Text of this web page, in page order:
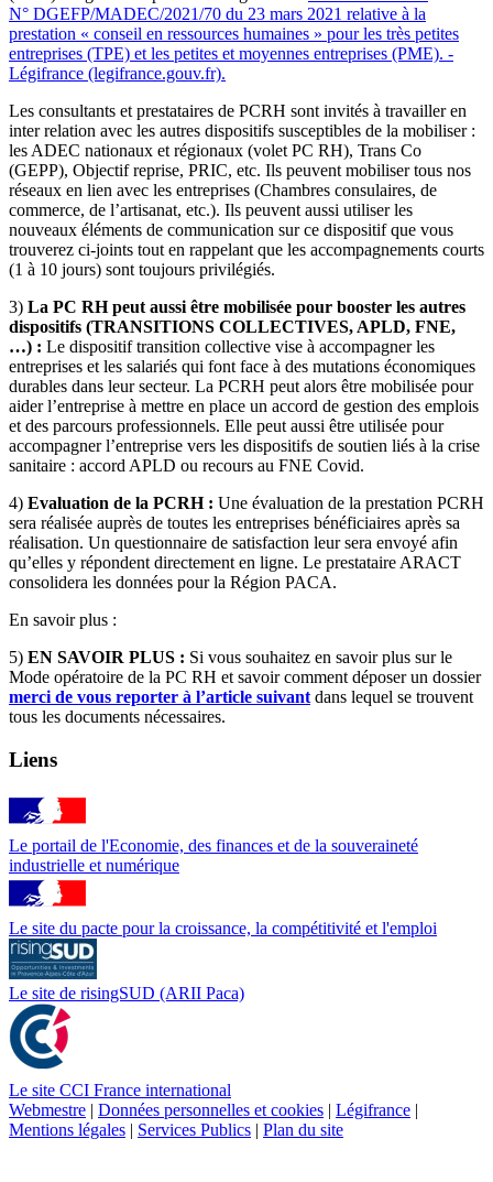
N° DGEFP/MADEC/2021/70 du 23 mars 2021 relative à la
prestation « conseil en ressources humaines » pour les très petites
entreprises (TPE) et les petites et moyennes entreprises (PME). -
Légifrance (legifrance.gouv.fr).
Les consultants et prestataires de PCRH sont invités à travailler en
inter relation avec les autres dispositifs susceptibles de la mobiliser :
les ADEC nationaux et régionaux (volet PC RH), Trans Co
(GEPP), Objectif reprise, PRIC, etc. Ils peuvent mobiliser tous nos
réseaux en lien avec les entreprises (Chambres consulaires, de
commerce, de l’artisanat, etc.). Ils peuvent aussi utiliser les
nouveaux éléments de communication sur ce dispositif que vous
trouverez ci-joints tout en rappelant que les accompagnements courts
(1 à 10 jours) sont toujours privilégiés.
3) La PC RH peut aussi être mobilisée pour booster les autres
dispositifs (TRANSITIONS COLLECTIVES, APLD, FNE,
…) : Le dispositif transition collective vise à accompagner les
entreprises et les salariés qui font face à des mutations économiques
durables dans leur secteur. La PCRH peut alors être mobilisée pour
aider l’entreprise à mettre en place un accord de gestion des emplois
et des parcours professionnels. Elle peut aussi être utilisée pour
accompagner l’entreprise vers les dispositifs de soutien liés à la crise
sanitaire : accord APLD ou recours au FNE Covid.
4) Evaluation de la PCRH : Une évaluation de la prestation PCRH
sera réalisée auprès de toutes les entreprises bénéficiaires après sa
réalisation. Un questionnaire de satisfaction leur sera envoyé afin
qu’elles y répondent directement en ligne. Le prestataire ARACT
consolidera les données pour la Région PACA.
En savoir plus :
5) EN SAVOIR PLUS : Si vous souhaitez en savoir plus sur le
Mode opératoire de la PC RH et savoir comment déposer un dossier
merci de vous reporter à l’article suivant dans lequel se trouvent
tous les documents nécessaires.
Liens
Le portail de l'Economie, des finances et de la souveraineté
industrielle et numérique
Le site du pacte pour la croissance, la compétitivité et l'emploi
Le site de risingSUD (ARII Paca)
Le site CCI France international
Webmestre | Données personnelles et cookies | Légifrance |
Mentions légales | Services Publics | Plan du site